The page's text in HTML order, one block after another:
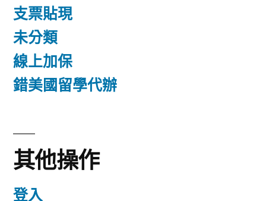
支票貼現
未分類
線上加保
錯美國留學代辦
其他操作
登入